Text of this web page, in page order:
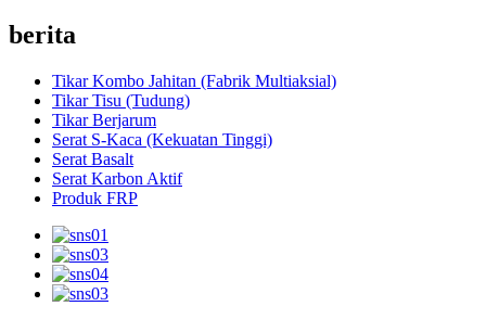
berita
Tikar Kombo Jahitan (Fabrik Multiaksial)
Tikar Tisu (Tudung)
Tikar Berjarum
Serat S-Kaca (Kekuatan Tinggi)
Serat Basalt
Serat Karbon Aktif
Produk FRP